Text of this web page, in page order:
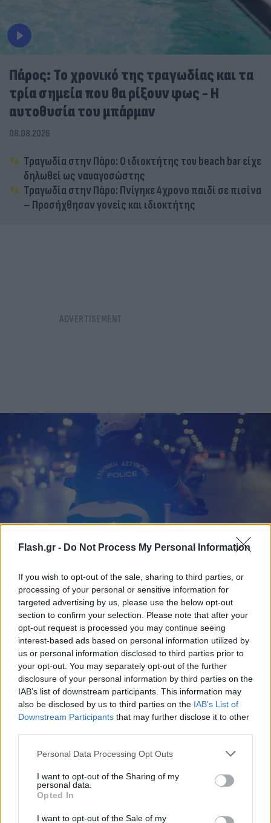
Flash.gr - Do Not Process My Personal Information
If you wish to opt-out of the sale, sharing to third parties, or
processing of your personal or sensitive information for
targeted advertising by us, please use the below opt-out
section to confirm your selection. Please note that after your
opt-out request is processed you may continue seeing
interest-based ads based on personal information utilized by
us or personal information disclosed to third parties prior to
your opt-out. You may separately opt-out of the further
disclosure of your personal information by third parties on the
IAB’s list of downstream participants. This information may
also be disclosed by us to third parties on the IAB’s List of
Downstream Participants that may further disclose it to other
Please note that this website/app uses one or more Google
not limited to your visit or usage behaviour. You may click to
grant or deny consent to Google and its third-party tags to
use your data for below specified purposes in below Google
consent section.
Personal Data Processing Opt Outs
I want to opt-out of the Sharing of my
personal data.
Opted In
I want to opt-out of the Sale of my
Πάρος: Το χρονικό της τραγωδίας και τα
τρία σημεία που θα ρίξουν φως - Η
αυτοθυσία του μπάρμαν
08.08.2026
Τραγωδία στην Πάρο: Ο ιδιοκτήτης του beach bar είχε
δηλωθεί ως ναυαγοσώστης
Τραγωδία στην Πάρο: Πνίγηκε 4χρονο παιδί σε πισίνα
– Προσήχθησαν γονείς και ιδιοκτήτης
Σοβαρό τροχαίο στο Λαγονήσι με δύο τραυματίες
αστυνομικούς - Δείτε βίντεο από το σημείο